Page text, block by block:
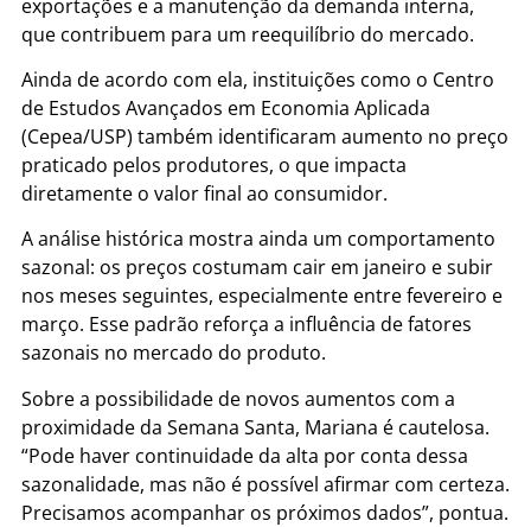
exportações e a manutenção da demanda interna,
que contribuem para um reequilíbrio do mercado.
Ainda de acordo com ela, instituições como o Centro
de Estudos Avançados em Economia Aplicada
(Cepea/USP) também identificaram aumento no preço
praticado pelos produtores, o que impacta
diretamente o valor final ao consumidor.
A análise histórica mostra ainda um comportamento
sazonal: os preços costumam cair em janeiro e subir
nos meses seguintes, especialmente entre fevereiro e
março. Esse padrão reforça a influência de fatores
sazonais no mercado do produto.
Sobre a possibilidade de novos aumentos com a
proximidade da Semana Santa, Mariana é cautelosa.
“Pode haver continuidade da alta por conta dessa
sazonalidade, mas não é possível afirmar com certeza.
Precisamos acompanhar os próximos dados”, pontua.